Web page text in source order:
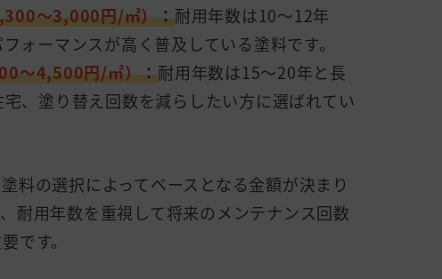
〜3,000円/㎡）：耐用年数は10〜12年
ォーマンスが高く普及している塗料です。
〜4,500円/㎡）：耐用年数は15〜20年と長
、塗り替え回数を減らしたい方に選ばれてい
料の選択によってベースとなる金額が決まり
耐用年数を重視して将来のメンテナンス回数
です。